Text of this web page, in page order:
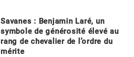
Savanes : Benjamin Laré, un
symbole de générosité élevé au
rang de chevalier de l’ordre du
mérite